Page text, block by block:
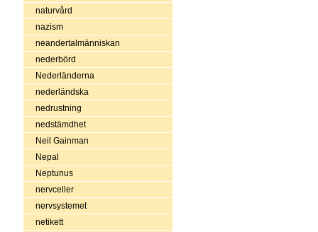
naturvård
nazism
neandertalmänniskan
nederbörd
Nederländerna
nederländska
nedrustning
nedstämdhet
Neil Gainman
Nepal
Neptunus
nervceller
nervsystemet
netikett